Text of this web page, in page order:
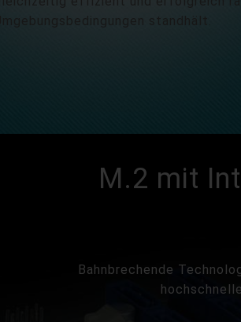
M.2 mit
Bahnbrechende